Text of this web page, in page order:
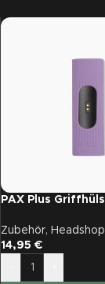
PAX Plus
Zubehör, Headshop
14,95 €